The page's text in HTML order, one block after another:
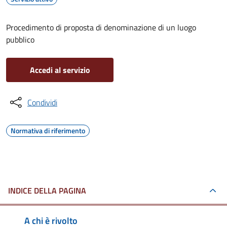
Procedimento di proposta di denominazione di un luogo
pubblico
Accedi al servizio
Condividi
Normativa di riferimento
INDICE DELLA PAGINA
A chi è rivolto